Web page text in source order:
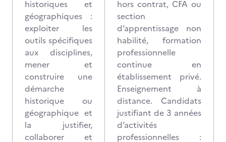
historiques et
géographiques :
exploiter les
outils spécifiques
aux disciplines,
mener et
construire une
démarche
historique ou
géographique et
la justifier,
collaborer et
hors contrat, CFA ou
section
d’apprentissage non
habilité, formation
professionnelle
continue en
établissement privé.
Enseignement à
distance. Candidats
justifiant de 3 années
d’activités
professionnelles :